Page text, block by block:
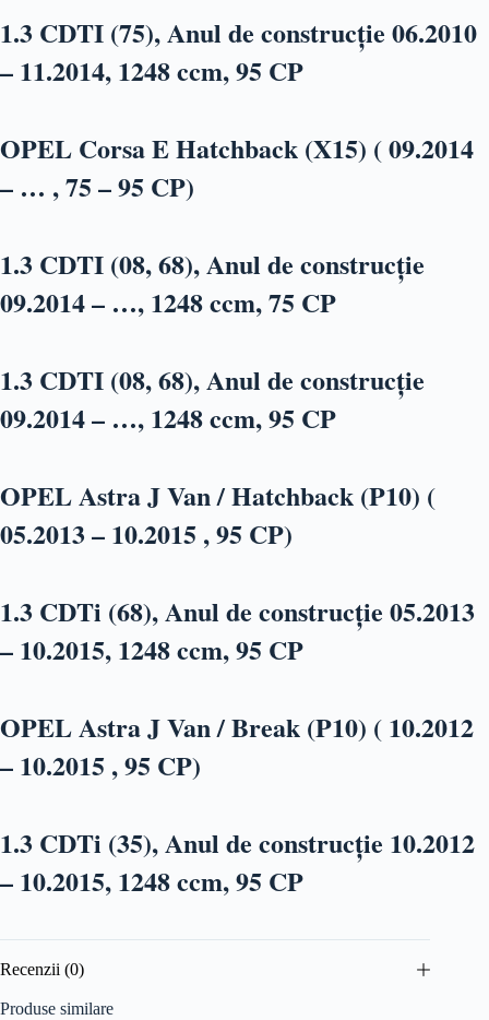
1.3 CDTI (75), Anul de construcție 06.2010
– 11.2014, 1248 ccm, 95 CP
OPEL Corsa E Hatchback (X15) ( 09.2014
– … , 75 – 95 CP)
1.3 CDTI (08, 68), Anul de construcție
09.2014 – …, 1248 ccm, 75 CP
1.3 CDTI (08, 68), Anul de construcție
09.2014 – …, 1248 ccm, 95 CP
OPEL Astra J Van / Hatchback (P10) (
05.2013 – 10.2015 , 95 CP)
1.3 CDTi (68), Anul de construcție 05.2013
– 10.2015, 1248 ccm, 95 CP
OPEL Astra J Van / Break (P10) ( 10.2012
– 10.2015 , 95 CP)
1.3 CDTi (35), Anul de construcție 10.2012
– 10.2015, 1248 ccm, 95 CP
Recenzii (0)
Produse similare